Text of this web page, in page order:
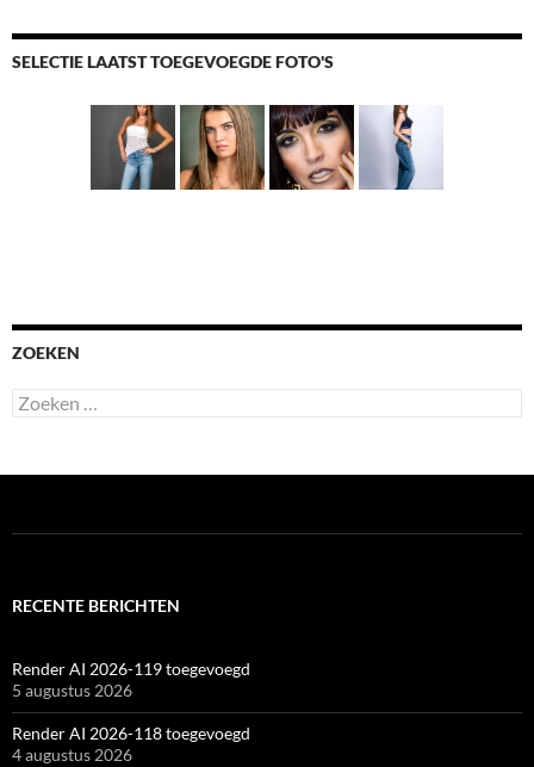
SELECTIE LAATST TOEGEVOEGDE FOTO'S
ZOEKEN
Zoeken
naar:
RECENTE BERICHTEN
Render AI 2026-119 toegevoegd
5 augustus 2026
Render AI 2026-118 toegevoegd
4 augustus 2026